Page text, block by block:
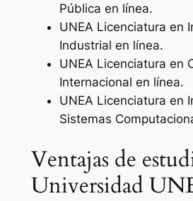
Pública en línea.
UNEA Licenciatura en
Industrial en línea.
UNEA Licenciatura en
Internacional en línea.
UNEA Licenciatura en
Sistemas
Ventajas de
Universidad